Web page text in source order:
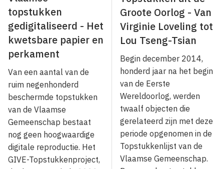
topstukken
gedigitaliseerd - Het
kwetsbare papier en
perkament
Van een aantal van de
ruim negenhonderd
beschermde topstukken
van de Vlaamse
Gemeenschap bestaat
nog geen hoogwaardige
digitale reproductie. Het
GIVE-Topstukkenproject,
Groote Oorlog - Van
Virginie Loveling tot
Lou Tseng-Tsian
Begin december 2014,
honderd jaar na het begin
van de Eerste
Wereldoorlog, werden
twaalf objecten die
gerelateerd zijn met deze
periode opgenomen in de
Topstukkenlijst van de
Vlaamse Gemeenschap.